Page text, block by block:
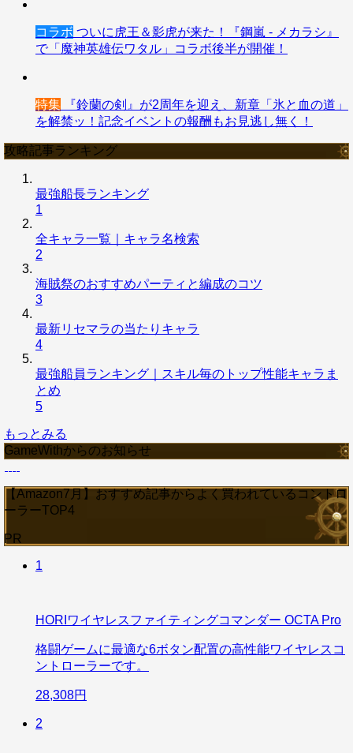
コラボ ついに虎王＆影虎が来た！『鋼嵐 - メカラシ』
で「魔神英雄伝ワタル」コラボ後半が開催！
特集 『鈴蘭の剣』が2周年を迎え、新章「氷と血の道」
を解禁ッ！記念イベントの報酬もお見逃し無く！
攻略記事ランキング
最強船長ランキング
1
全キャラ一覧｜キャラ名検索
2
海賊祭のおすすめパーティと編成のコツ
3
最新リセマラの当たりキャラ
4
最強船員ランキング｜スキル毎のトップ性能キャラま
とめ
5
もっとみる
GameWithからのお知らせ
【Amazon7月】おすすめ記事からよく買われているコントロ
ーラーTOP4
PR
1
HORIワイヤレスファイティングコマンダー OCTA Pro
格闘ゲームに最適な6ボタン配置の高性能ワイヤレスコ
ントローラーです。
28,308円
2